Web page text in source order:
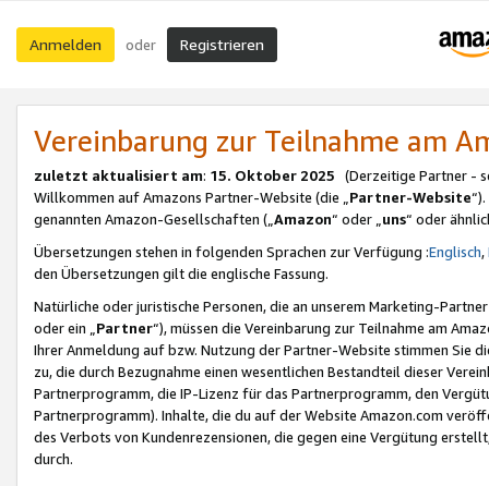
Anmelden oder Registrieren
Vereinbarung zur Teilnahme am
zuletzt aktualisiert am: 15. Oktober 2025 (Derzeitige Partner -
Willkommen auf Amazons Partner-Website (die „Partner-Website
genannten Amazon-Gesellschaften („Amazon“ oder „uns“ oder
Übersetzungen stehen in folgenden Sprachen zur Verfügung :Englisch,
den Übersetzungen gilt die englische Fassung.
Natürliche oder juristische Personen, die an unserem Marketing-
oder ein „Partner“), müssen die Vereinbarung zur Teilnahme am
Ihrer Anmeldung auf bzw. Nutzung der Partner-Website stimmen Sie
zu, die durch Bezugnahme einen wesentlichen Bestandteil dieser
Partnerprogramm, die IP-Lizenz für das Partnerprogramm, den
Partnerprogramm). Inhalte, die du auf der Website Amazon.com
des Verbots von Kundenrezensionen, die gegen eine Vergütung
durch.